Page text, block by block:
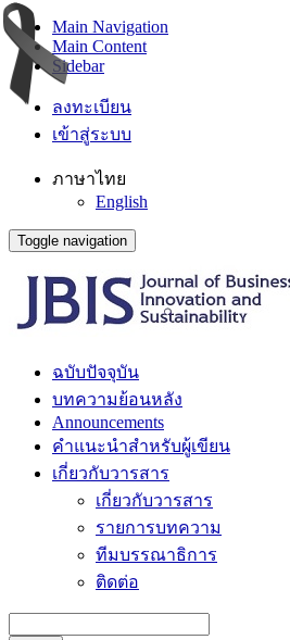
Main Navigation
Main Content
Sidebar
ลงทะเบียน
เข้าสู่ระบบ
ภาษาไทย
English
Toggle navigation
ฉบับปัจจุบัน
บทความย้อนหลัง
Announcements
คำแนะนำสำหรับผู้เขียน
เกี่ยวกับวารสาร
เกี่ยวกับวารสาร
รายการบทความ
ทีมบรรณาธิการ
ติดต่อ